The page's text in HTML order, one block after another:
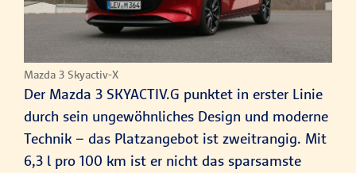
Mazda 3 Skyactiv-X
Der Mazda 3 SKYACTIV.G punktet in erster Linie
durch sein ungewöhnliches Design und moderne
Technik – das Platzangebot ist zweitrangig. Mit
6,3 l pro 100 km ist er nicht das sparsamste